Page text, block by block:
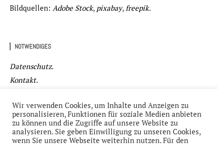
Bildquellen:Adobe Stock, pixabay,freepik.
▏NOTWENDIGES
Datenschutz.
Kontakt.
Wir verwenden Cookies, um Inhalte und Anzeigen zu
personalisieren, Funktionen für soziale Medien anbieten
zu können und die Zugriffe auf unsere Website zu
analysieren. Sie geben Einwilligung zu unseren Cookies,
wenn Sie unsere Webseite weiterhin nutzen. Für den